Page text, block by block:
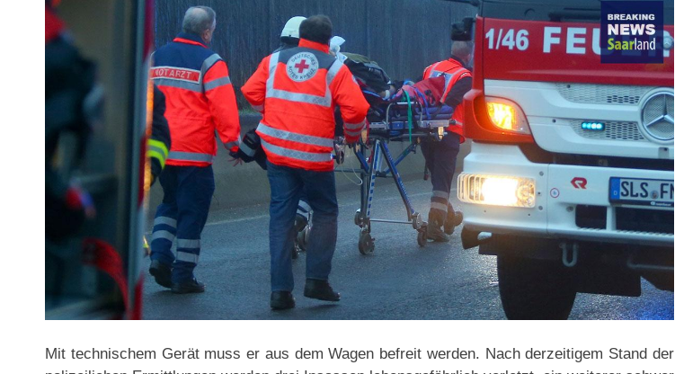
Mit technischem Gerät muss er aus dem Wagen befreit werden. Nach derzeitigem Stand der